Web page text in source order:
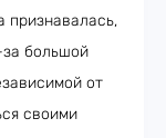
признавалась,
большой
от
своими